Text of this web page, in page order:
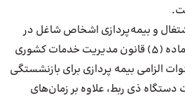
و بیمه‌پردازی اشخاص شاغل در
دستگاه‌های اجرایی موضوع ماده (۵) قانون مدیریت خدمات کشوری
سنوات الزامی بیمه پردازی برای بازنشستگی
ذی ربط، علاوه بر زمان‌های